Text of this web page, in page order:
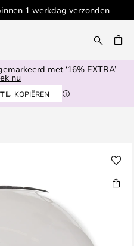
1 werkdag verzonden
met ‘16% EXTRA’
nu
KOPIËREN